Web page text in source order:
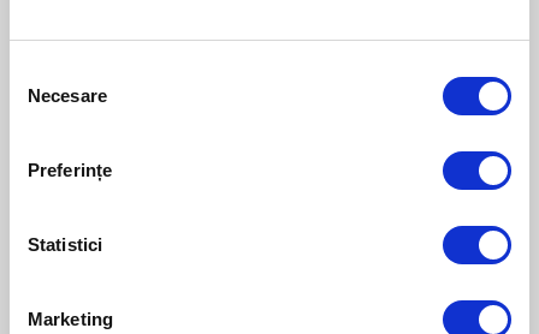
Selection
Necesare
Preferințe
Statistici
Marketing
Lorem ipsum dolor sit amet, consectetur
adipiscing elit. Nam sed posuere libero.
Curabitur sagittis, felis ut porta tristique,
enim risus dictum felis, eget scelerisque
arcu turpis id sapien.